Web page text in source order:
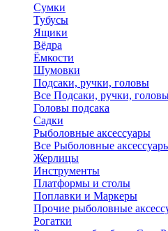
Сумки
Тубусы
Ящики
Вёдра
Ёмкости
Шумовки
Подсаки, ручки, головы
Все Подсаки, ручки,
Головы подсака
Садки
Рыболовные аксессуары
Все Рыболовные
Жерлицы
Инструменты
Платформы и столы
Поплавки и Маркеры
Прочие рыболовные
Рогатки